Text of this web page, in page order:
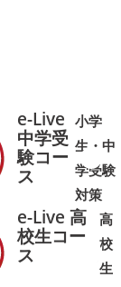
e-Live
中学受
験コー
ス
小学
生・中
学受験
対策
➜➜
e-Live 高
校生コー
ス
高
校
生
➜➜